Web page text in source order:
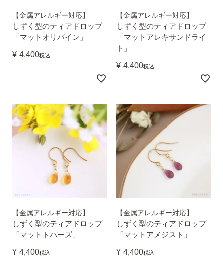
【金属アレルギー対応】
しずく型のティアドロップ
「マットオリバイン」
¥ 4,400税込
【金属アレルギー対応】
しずく型のティアドロップ
「マットアレキサンドライ
ト」
¥ 4,400税込
【金属アレルギー対応】
しずく型のティアドロップ
「マットトパーズ」
¥ 4,400税込
【金属アレルギー対応】
しずく型のティアドロップ
「マットアメジスト」
¥ 4,400税込